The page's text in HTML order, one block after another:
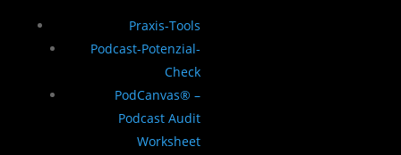
Praxis-Tools
Podcast-Potenzial-
Check
PodCanvas® –
Podcast Audit
Worksheet